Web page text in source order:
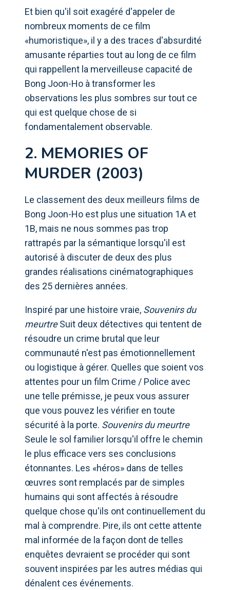
Et bien qu'il soit exagéré d'appeler de
nombreux moments de ce film
«humoristique», il y a des traces d'absurdité
amusante réparties tout au long de ce film
qui rappellent la merveilleuse capacité de
Bong Joon-Ho à transformer les
observations les plus sombres sur tout ce
qui est quelque chose de si
fondamentalement observable.
2. MEMORIES OF
MURDER (2003)
Le classement des deux meilleurs films de
Bong Joon-Ho est plus une situation 1A et
1B, mais ne nous sommes pas trop
rattrapés par la sémantique lorsqu'il est
autorisé à discuter de deux des plus
grandes réalisations cinématographiques
des 25 dernières années.
Inspiré par une histoire vraie, Souvenirs du
meurtreSuit deux détectives qui tentent de
résoudre un crime brutal que leur
communauté n'est pas émotionnellement
ou logistique à gérer. Quelles que soient vos
attentes pour un film Crime / Police avec
une telle prémisse, je peux vous assurer
que vous pouvez les vérifier en toute
sécurité à la porte. Souvenirs du meurtre
Seule le sol familier lorsqu'il offre le chemin
le plus efficace vers ses conclusions
étonnantes. Les «héros» dans de telles
œuvres sont remplacés par de simples
humains qui sont affectés à résoudre
quelque chose qu'ils ont continuellement du
mal à comprendre. Pire, ils ont cette attente
mal informée de la façon dont de telles
enquêtes devraient se procéder qui sont
souvent inspirées par les autres médias qui
dénalent ces événements.